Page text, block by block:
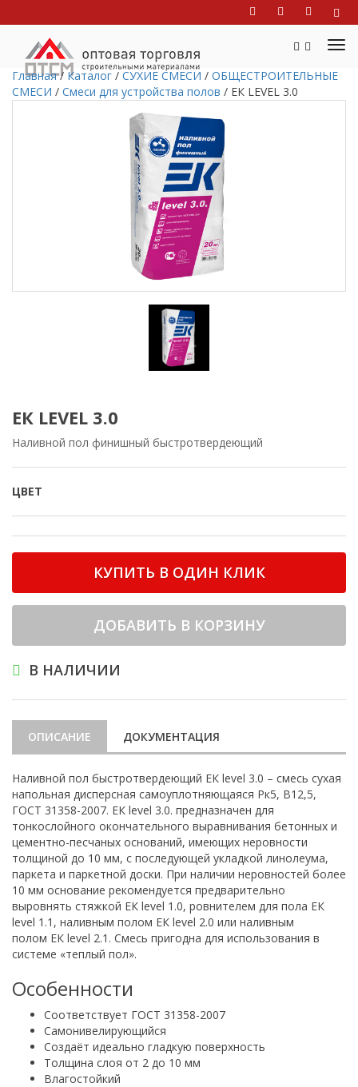
Главная /Каталог / СУХИЕ СМЕСИ / ОБЩЕСТРОИТЕЛЬНЫЕ
СМЕСИ / Смеси для устройства полов / ЕК LEVEL 3.0
ЕК LEVEL 3.0
Наливной пол финишный быстротвердеющий
ЦВЕТ
КУПИТЬ В ОДИН КЛИК
ДОБАВИТЬ В КОРЗИНУ
В НАЛИЧИИ
ОПИСАНИЕ ДОКУМЕНТАЦИЯ
Наливной пол быстротвердеющий ЕК level 3.0 – смесь сухая
напольная дисперсная самоуплотняющаяся Рк5, В12,5,
ГОСТ 31358-2007. ЕК level 3.0. предназначен для
тонкослойного окончательного выравнивания бетонных и
цементно-песчаных оснований, имеющих неровности
толщиной до 10 мм, с последующей укладкой линолеума,
паркета и паркетной доски. При наличии неровностей более
10 мм основание рекомендуется предварительно
выровнять стяжкой ЕК level 1.0, ровнителем для пола ЕК
level 1.1, наливным полом ЕК level 2.0 или наливным
полом ЕК level 2.1. Смесь пригодна для использования в
системе «теплый пол».
Особенности
Соответствует ГОСТ 31358-2007
Самонивелирующийся
Создаёт идеально гладкую поверхность
Толщина слоя от 2 до 10 мм
Влагостойкий